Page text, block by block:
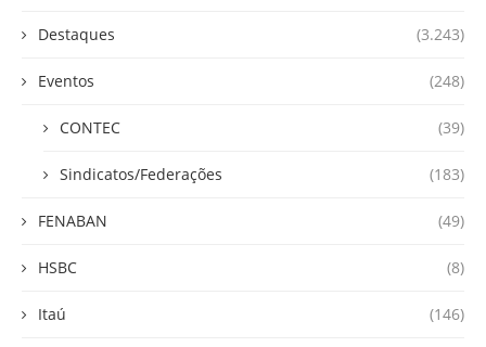
Destaques (3.243)
Eventos (248)
CONTEC (39)
Sindicatos/Federações (183)
FENABAN (49)
HSBC (8)
Itaú (146)